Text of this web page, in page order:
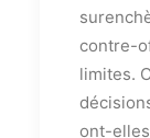
contre-
limites.
ont-